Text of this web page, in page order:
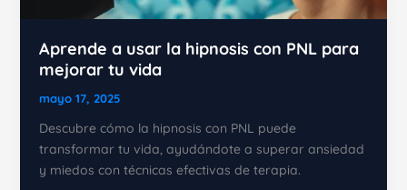
Aprende a usar la hipnosis con PNL para
mejorar tu vida
mayo 17, 2025
Descubre cómo la hipnosis con PNL puede
transformar tu vida, ayudándote a superar ansiedad
y miedos con técnicas efectivas de terapia.